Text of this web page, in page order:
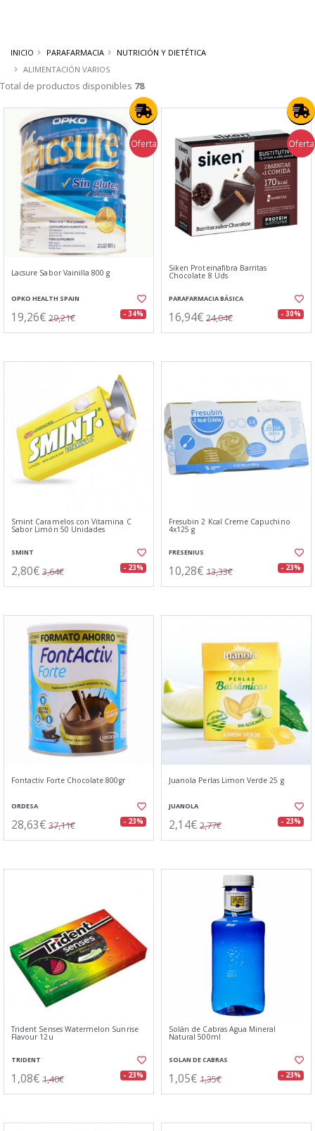
INICIO PARAFARMACIA
NUTRICIÓN Y DIETÉTICA
ALIMENTACIÓN VARIOS
Total de productos disponibles 78
Oferta
Lacsure Sabor Vainilla 800 g
OPKO HEALTH SPAIN
19,26€ 29,21€ - 34%
Oferta
Siken Proteinafibra Barritas
Chocolate 8 Uds
PARAFARMACIA BÁSICA
16,94€ 24,04€ - 30%
Smint Caramelos con Vitamina C
Sabor Limón 50 Unidades
SMINT
2,80€ 3,64€ - 23%
Fresubin 2 Kcal Creme Capuchino
4x125 g
FRESENIUS
10,28€ 13,33€ - 23%
Fontactiv Forte Chocolate 800gr
ORDESA
28,63€ 37,11€ - 23%
Juanola Perlas Limon Verde 25 g
JUANOLA
2,14€ 2,77€ - 23%
Trident Senses Watermelon Sunrise
Flavour 12u
TRIDENT
1,08€ 1,40€ - 23%
Solán de Cabras Agua Mineral
Natural 500ml
SOLAN DE CABRAS
1,05€ 1,35€ - 23%